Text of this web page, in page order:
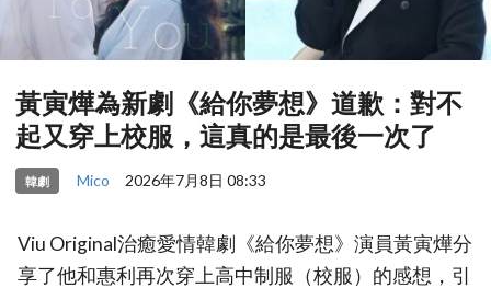
黃寅燁為新劇《給你夢想》道歉：對不
起又穿上校服，這真的是最後一次了
韓劇 Mico 2026年7月8日 08:33
Viu Original治癒愛情韓劇《給你夢想》演員黃寅燁分
享了他和惠利再次穿上高中制服（校服）的感想，引